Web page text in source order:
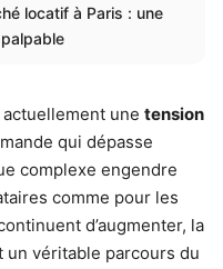
locatif à Paris : une
une tension
qui dépasse
complexe engendre
comme pour les
d’augmenter, la
un véritable parcours du